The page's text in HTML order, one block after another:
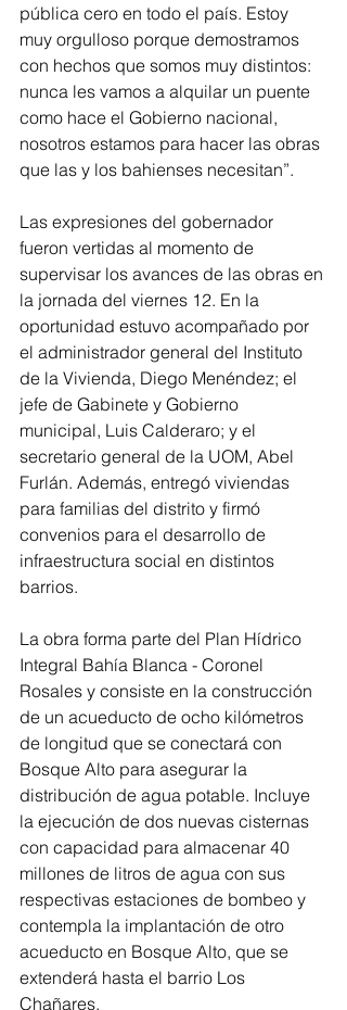
pública cero en todo el país. Estoy
muy orgulloso porque demostramos
con hechos que somos muy distintos:
nunca les vamos a alquilar un puente
como hace el Gobierno nacional,
nosotros estamos para hacer las obras
que las y los bahienses necesitan”.
Las expresiones del gobernador
fueron vertidas al momento de
supervisar los avances de las obras en
la jornada del viernes 12. En la
oportunidad estuvo acompañado por
el administrador general del Instituto
de la Vivienda, Diego Menéndez; el
jefe de Gabinete y Gobierno
municipal, Luis Calderaro; y el
secretario general de la UOM, Abel
Furlán. Además, entregó viviendas
para familias del distrito y firmó
convenios para el desarrollo de
infraestructura social en distintos
barrios.
La obra forma parte del Plan Hídrico
Integral Bahía Blanca - Coronel
Rosales y consiste en la construcción
de un acueducto de ocho kilómetros
de longitud que se conectará con
Bosque Alto para asegurar la
distribución de agua potable. Incluye
la ejecución de dos nuevas cisternas
con capacidad para almacenar 40
millones de litros de agua con sus
respectivas estaciones de bombeo y
contempla la implantación de otro
acueducto en Bosque Alto, que se
extenderá hasta el barrio Los
Chañares.